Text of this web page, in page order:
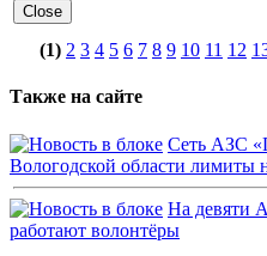
Close
(1) 2 3 4 5 6 7 8 9 10 11 12
Также на сайте
Сеть АЗС
Вологодской области лимиты
На девяти
работают волонтёры